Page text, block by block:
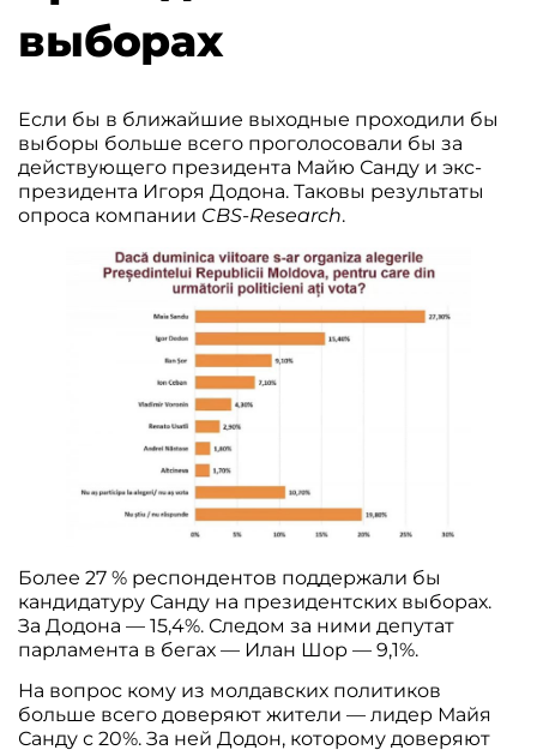
выборах
Если бы в ближайшие выходные проходили бы
выборы больше всего проголосовали бы за
действующего президента Майю Санду и экс-
президента Игоря Додона. Таковы результаты
опроса компании CBS-Research.
Более 27 % респондентов поддержали бы
кандидатуру Санду на президентских выборах.
За Додона — 15,4%. Следом за ними депутат
парламента в бегах — Илан Шор — 9,1%.
На вопрос кому из молдавских политиков
больше всего доверяют жители — лидер Майя
Санду с 20%. За ней Додон, которому доверяют